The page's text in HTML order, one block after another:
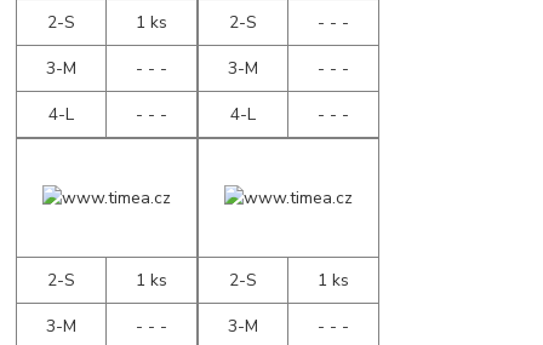
2-S
1 ks
3-M
- - -
4-L
- - -
2-S
- - -
3-M
- - -
4-L
- - -
2-S
1 ks
3-M
- - -
2-S
1 ks
3-M
- - -